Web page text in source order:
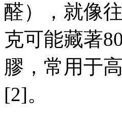
醛），就
克可能藏著
膠，常用于
[2]。